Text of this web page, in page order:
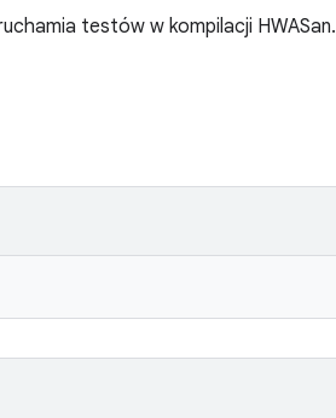
testów w kompilacji HWASan.